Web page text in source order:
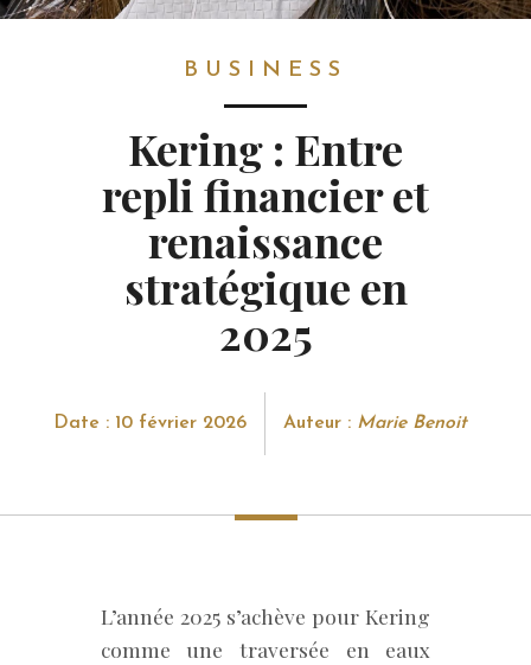
BUSINESS
Kering : Entre
repli financier et
renaissance
stratégique en
2025
Date : 10 février 2026 Auteur : Marie Benoit
L’année 2025 s’achève pour Kering
comme une traversée en eaux